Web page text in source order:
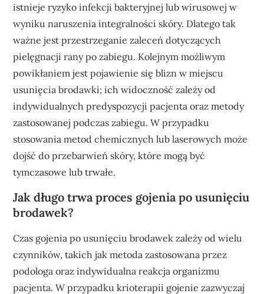
istnieje ryzyko infekcji bakteryjnej lub wirusowej w
wyniku naruszenia integralności skóry. Dlatego tak
ważne jest przestrzeganie zaleceń dotyczących
pielęgnacji rany po zabiegu. Kolejnym możliwym
powikłaniem jest pojawienie się blizn w miejscu
usunięcia brodawki; ich widoczność zależy od
indywidualnych predyspozycji pacjenta oraz metody
zastosowanej podczas zabiegu. W przypadku
stosowania metod chemicznych lub laserowych może
dojść do przebarwień skóry, które mogą być
tymczasowe lub trwałe.
Jak długo trwa proces gojenia po usunięciu
brodawek?
Czas gojenia po usunięciu brodawek zależy od wielu
czynników, takich jak metoda zastosowana przez
podologa oraz indywidualna reakcja organizmu
pacjenta. W przypadku krioterapii gojenie zazwyczaj